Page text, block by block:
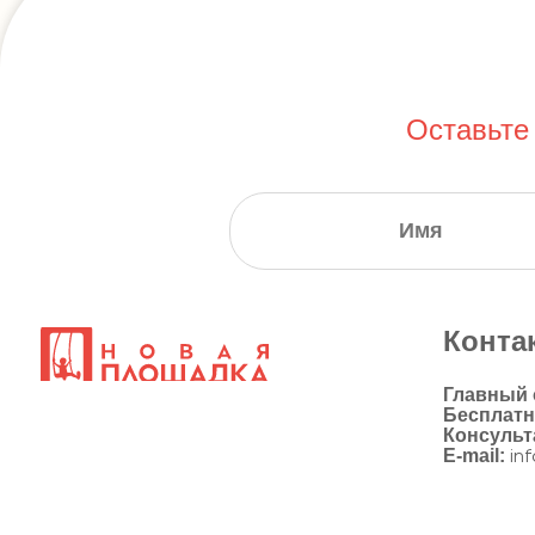
Главный
E-mail: